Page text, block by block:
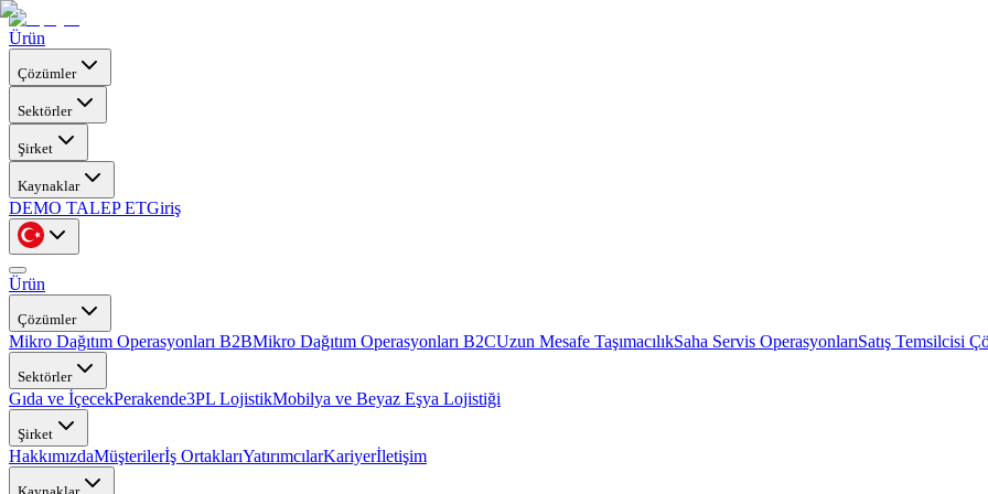
Ürün
Çözümler
Sektörler
Şirket
Kaynaklar
DEMO TALEP ETGiriş
Ürün
Çözümler
Mikro Dağıtım Operasyonları B2BMikro Dağıtım Operasyonları B2CUzun Mesafe TaşımacılıkSaha Servis OperasyonlarıSatış Temsilcisi
Sektörler
Gıda ve İçecekPerakende3PL LojistikMobilya ve Beyaz Eşya Lojistiği
Şirket
HakkımızdaMüşterilerİş OrtaklarıYatırımcılarKariyerİletişim